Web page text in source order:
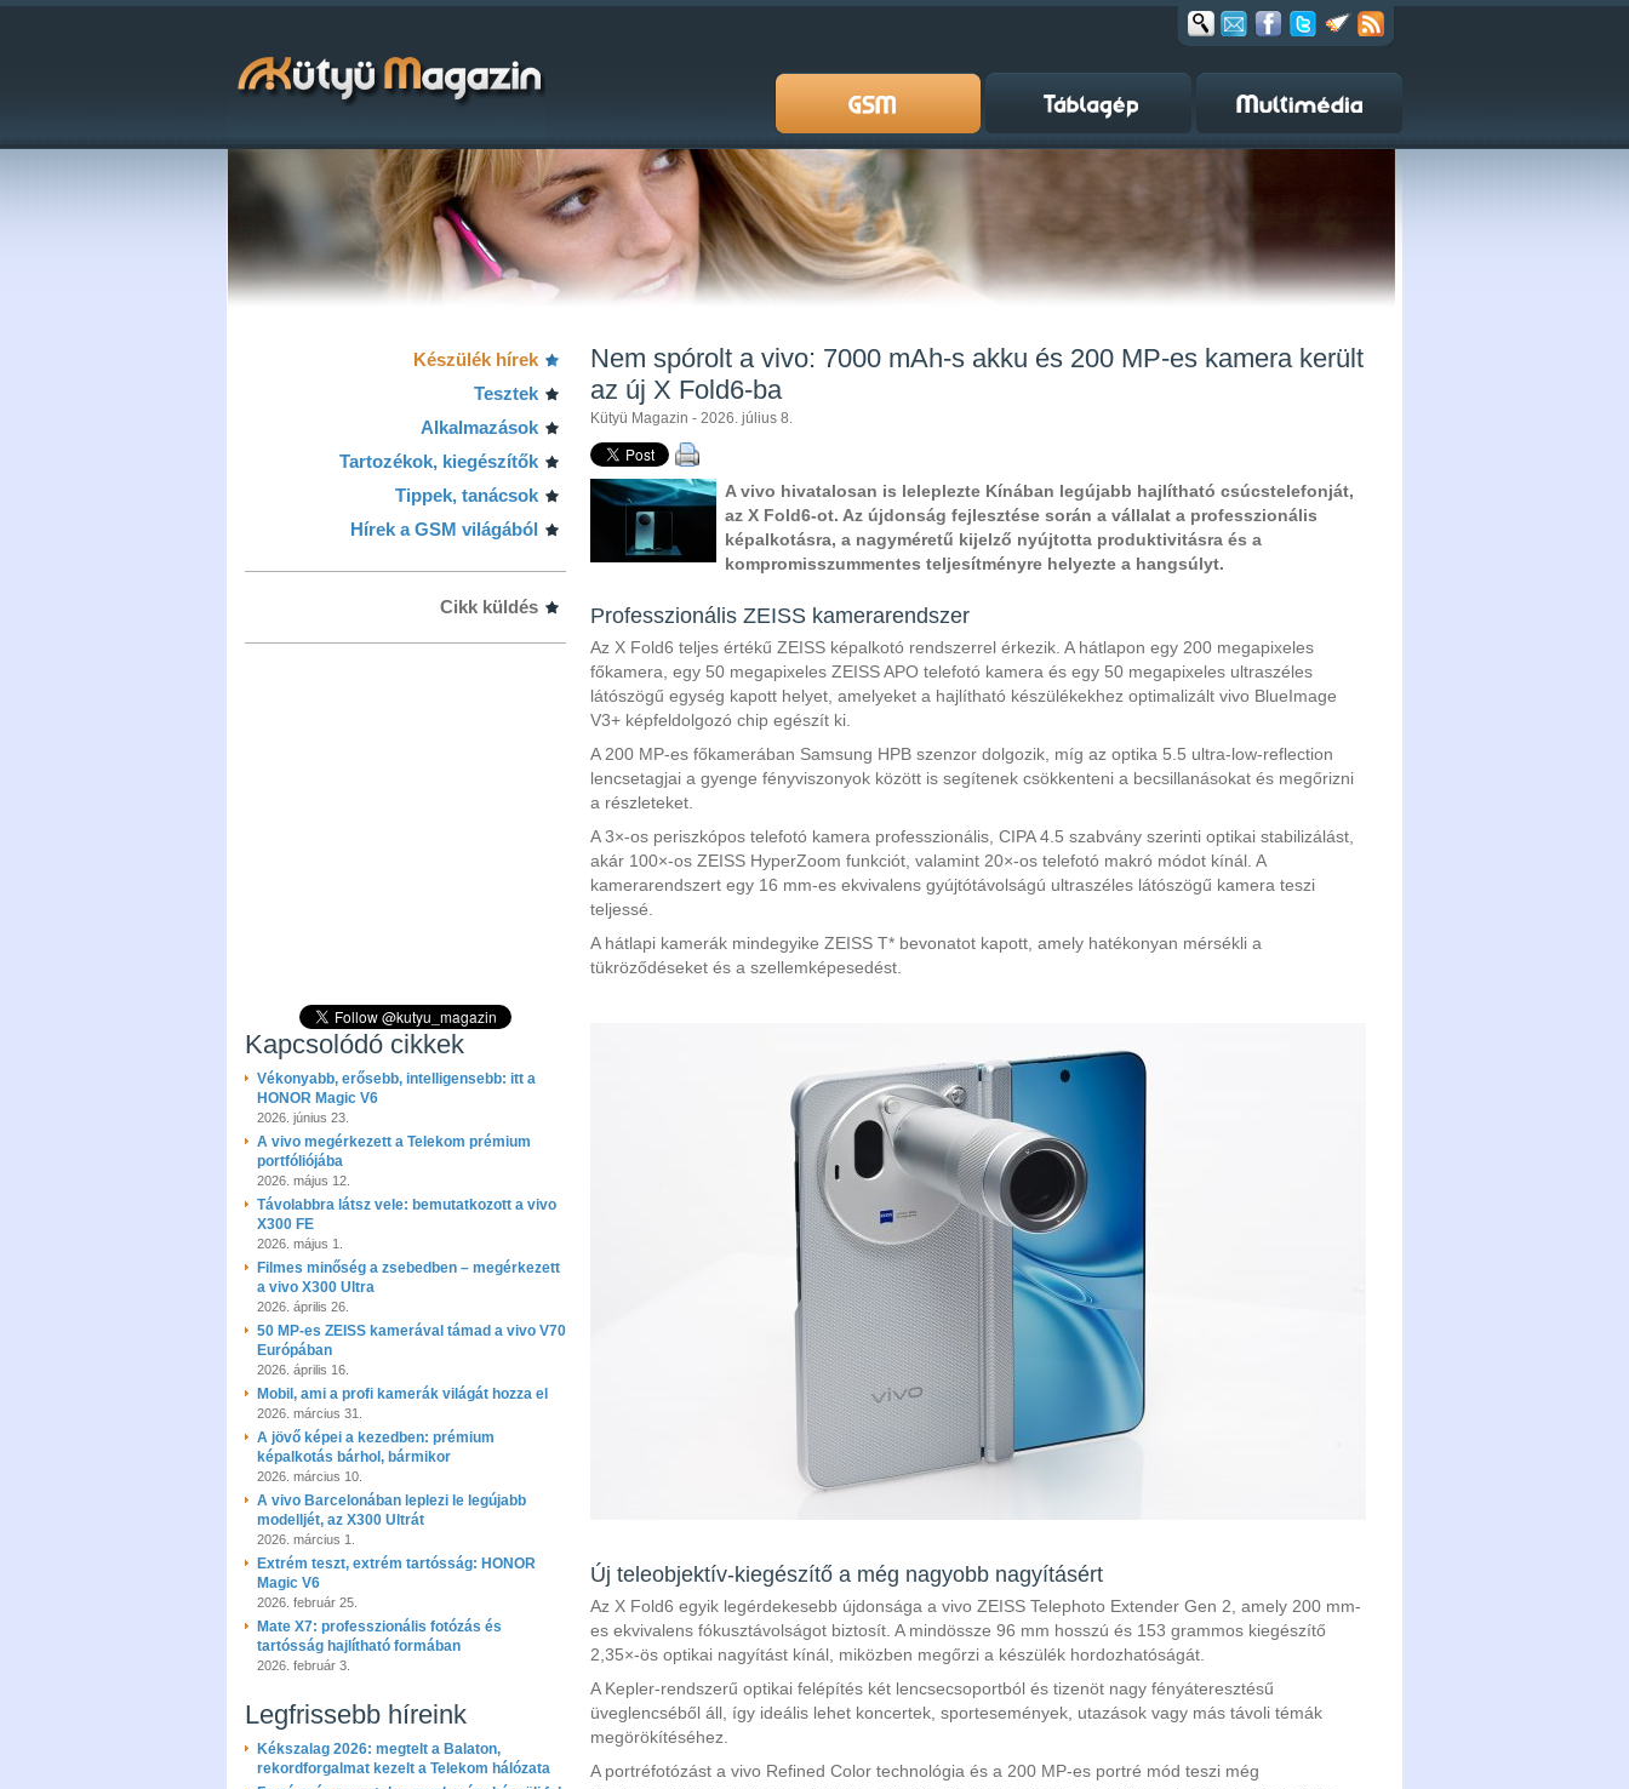
Készülék hírek
Tesztek
Alkalmazások
Tartozékok, kiegészítők
Tippek, tanácsok
Hírek a GSM világából
Cikk küldés
Kapcsolódó cikkek
Vékonyabb, erősebb, intelligensebb: itt a
HONOR Magic V6
2026. június 23.
A vivo megérkezett a Telekom prémium
portfóliójába
2026. május 12.
Távolabbra látsz vele: bemutatkozott a vivo
X300 FE
2026. május 1.
Filmes minőség a zsebedben – megérkezett
a vivo X300 Ultra
2026. április 26.
50 MP-es ZEISS kamerával támad a vivo V70
Európában
2026. április 16.
Mobil, ami a profi kamerák világát hozza el
2026. március 31.
A jövő képei a kezedben: prémium
képalkotás bárhol, bármikor
2026. március 10.
A vivo Barcelonában leplezi le legújabb
modelljét, az X300 Ultrát
2026. március 1.
Extrém teszt, extrém tartósság: HONOR
Magic V6
2026. február 25.
Mate X7: professzionális fotózás és
tartósság hajlítható formában
2026. február 3.
Legfrissebb híreink
Kékszalag 2026: megtelt a Balaton,
rekordforgalmat kezelt a Telekom hálózata
Nem spórolt a vivo: 7000 mAh-s akku és 200 MP-es kamera került
az új X Fold6-ba
Kütyü Magazin - 2026. július 8.
A vivo hivatalosan is leleplezte Kínában legújabb hajlítható csúcstelefonját,
az X Fold6-ot. Az újdonság fejlesztése során a vállalat a professzionális
képalkotásra, a nagyméretű kijelző nyújtotta produktivitásra és a
kompromisszummentes teljesítményre helyezte a hangsúlyt.
Professzionális ZEISS kamerarendszer
Az X Fold6 teljes értékű ZEISS képalkotó rendszerrel érkezik. A hátlapon egy 200 megapixeles
főkamera, egy 50 megapixeles ZEISS APO telefotó kamera és egy 50 megapixeles ultraszéles
látószögű egység kapott helyet, amelyeket a hajlítható készülékekhez optimalizált vivo BlueImage
V3+ képfeldolgozó chip egészít ki.
A 200 MP-es főkamerában Samsung HPB szenzor dolgozik, míg az optika 5.5 ultra-low-reflection
lencsetagjai a gyenge fényviszonyok között is segítenek csökkenteni a becsillanásokat és megőrizni
a részleteket.
A 3×-os periszkópos telefotó kamera professzionális, CIPA 4.5 szabvány szerinti optikai stabilizálást,
akár 100×-os ZEISS HyperZoom funkciót, valamint 20×-os telefotó makró módot kínál. A
kamerarendszert egy 16 mm-es ekvivalens gyújtótávolságú ultraszéles látószögű kamera teszi
teljessé.
A hátlapi kamerák mindegyike ZEISS T* bevonatot kapott, amely hatékonyan mérsékli a
tükröződéseket és a szellemképesedést.
Új teleobjektív-kiegészítő a még nagyobb nagyításért
Az X Fold6 egyik legérdekesebb újdonsága a vivo ZEISS Telephoto Extender Gen 2, amely 200 mm-
es ekvivalens fókusztávolságot biztosít. A mindössze 96 mm hosszú és 153 grammos kiegészítő
2,35×-ös optikai nagyítást kínál, miközben megőrzi a készülék hordozhatóságát.
A Kepler-rendszerű optikai felépítés két lencsecsoportból és tizenöt nagy fényáteresztésű
üveglencséből áll, így ideális lehet koncertek, sportesemények, utazások vagy más távoli témák
megörökítéséhez.
A portréfotózást a vivo Refined Color technológia és a 200 MP-es portré mód teszi még